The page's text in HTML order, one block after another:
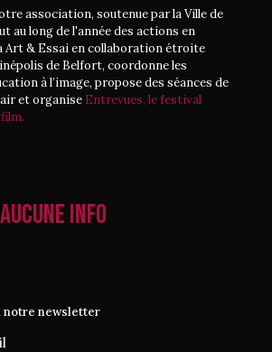
association, soutenue par la Ville de
au long de l'année des actions en
Art & Essai en collaboration étroite
de Belfort, coordonne les
à l’image, propose des séances de
et organise Entrevues, le festival
info
notre newsletter